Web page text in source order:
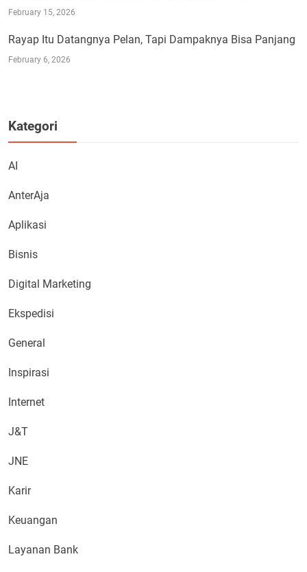
February 15, 2026
Rayap Itu Datangnya Pelan, Tapi Dampaknya Bisa Panjang
February 6, 2026
Kategori
AI
AnterAja
Aplikasi
Bisnis
Digital Marketing
Ekspedisi
General
Inspirasi
Internet
J&T
JNE
Karir
Keuangan
Layanan Bank